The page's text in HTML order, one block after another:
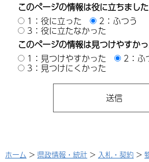
このページの情報は役に立ちまし
1：役に立った
2：ふつう
3：役に立たなかった
このページの情報は見つけやすか
1：見つけやすかった
2：ふ
3：見つけにくかった
ホーム > 県政情報・統計 > 入札・契約 >